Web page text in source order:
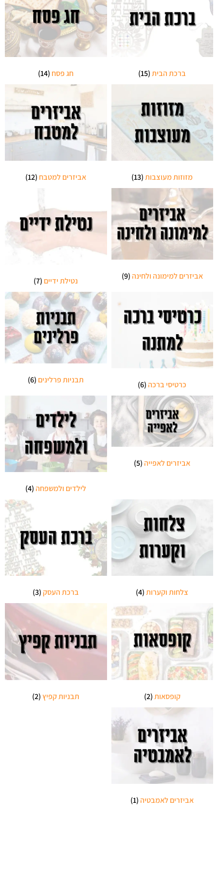
ברכת הבית(15) חג פסח (14)
מזוזות מעוצבות(13) אביזרים למטבח (12)
אביזרים למימונה ולחינה(9) נטילת ידיים (7)
כרטיסי ברכה(6) תבניות פרלינים (6)
אביזרים לאפייה(5)
לילדים ולמשפחה(4)
צלחות וקערות(4) ברכת העסק(3)
קופסאות(2) תבניות קפיץ(2)
אביזרים לאמבטיה(1)